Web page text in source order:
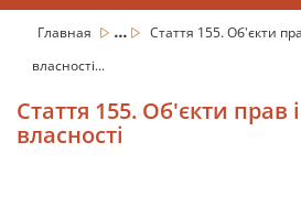
Главная ...
Стаття 155. Об'єкти
власності...
Стаття 155. Об'єкти прав
власності